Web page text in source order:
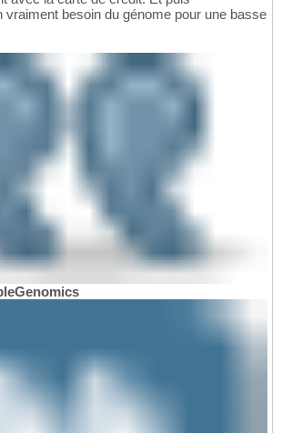
vraiment besoin du génome pour une basse